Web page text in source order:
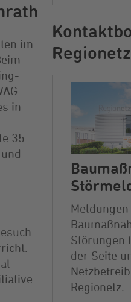
im
in
35
Regionetz
Meldungen
Störungen
der Seite
Regionetz.